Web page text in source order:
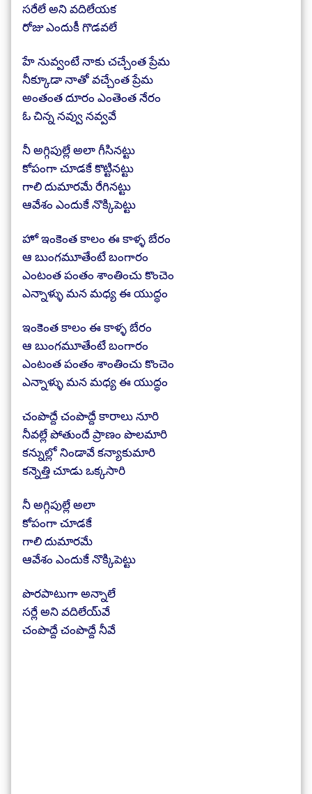
సరేలే అని వదిలేయక
రోజు ఎందుకీ గొడవలే
హే నువ్వంటే నాకు చచ్చేంత ప్రేమ
నీక్కూడా నాతో వచ్చేంత ప్రేమ
అంతంత దూరం ఎంతెంత నేరం
ఓ చిన్న నవ్వు నవ్వవే
నీ అగ్గిపుల్లే అలా గీసినట్టు
కోపంగా చూడకే కొట్టినట్టు
గాలి దుమారమే రేగినట్టు
ఆవేశం ఎందుకే నొక్కిపెట్టు
హో ఇంకెంత కాలం ఈ కాళ్ళ బేరం
ఆ బుంగమూతేంటే బంగారం
ఎంటంత పంతం శాంతించు కొంచెం
ఎన్నాళ్ళు మన మధ్య ఈ యుద్ధం
ఇంకెంత కాలం ఈ కాళ్ళ బేరం
ఆ బుంగమూతేంటే బంగారం
ఎంటంత పంతం శాంతించు కొంచెం
ఎన్నాళ్ళు మన మధ్య ఈ యుద్ధం
చంపొద్దే చంపొద్దే కారాలు నూరి
నీవల్లే పోతుందే ప్రాణం పొలమారి
కన్నుల్లో నిండావే కన్యాకుమారి
కన్నెత్తి చూడు ఒక్కసారి
నీ అగ్గిపుల్లే అలా
కోపంగా చూడకే
గాలి దుమారమే
ఆవేశం ఎందుకే నొక్కిపెట్టు
పొరపాటుగా అన్నాలే
సర్లే అని వదిలేయ్‍వే
చంపొద్దే చంపొద్దే నీవే